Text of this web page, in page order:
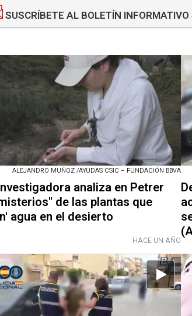
SUSCRÍBETE AL BOLETÍN
ALEJANDRO MUÑOZ /AYUDAS CSIC – FUNDACIÓN BBVA
analiza en Petrer
de las plantas que
agua en el desierto
HACE UN AÑO